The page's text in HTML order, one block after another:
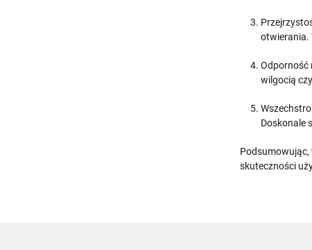
otwierania.
Odporność
wilgocią
Doskonale
Podsumowując,
skuteczności